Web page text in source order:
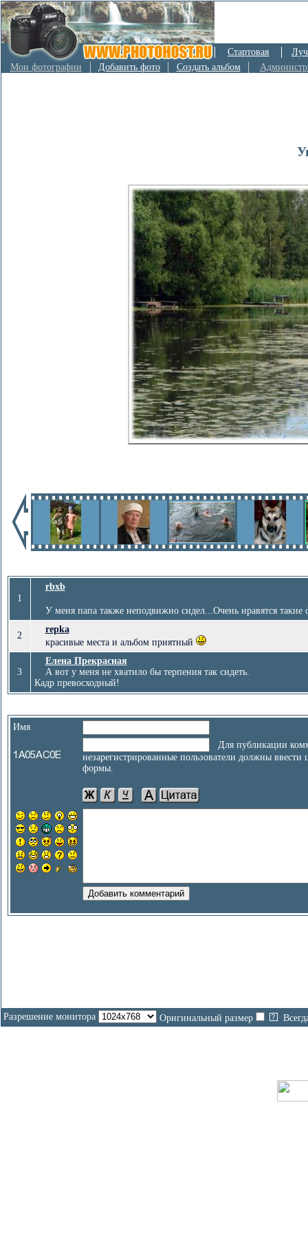
Стартовая
Мои фотографии
Добавить фото Создать альбом
1
rbxb
У меня папа также неподвижно сидел...Очень нравятся такие
2
repka
красивые места и альбом приятный
3
Елена Прекрасная
А вот у меня не хватило бы терпения так сидеть.
Кадр превосходный!
Имя
Для публикации
незарегистрированные пользователи должны
формы.
Разрешение монитора Оригинальный размер